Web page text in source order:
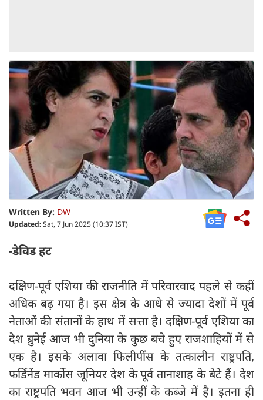
Written By: DW
Updated:Sat, 7 Jun 2025 (10:37 IST)
-डेविड हट
दक्षिण-पूर्व एशिया की राजनीति में परिवारवाद पहले से कहीं
अधिक बढ़ गया है। इस क्षेत्र के आधे से ज्यादा देशों में पूर्व
नेताओं की संतानों के हाथ में सत्ता है। दक्षिण-पूर्व एशिया का
देश ब्रुनेई आज भी दुनिया के कुछ बचे हुए राजशाहियों में से
एक है। इसके अलावा फिलीपींस के तत्कालीन राष्ट्रपति,
फर्डिनेंड मार्कोस जूनियर देश के पूर्व तानाशाह के बेटे हैं। देश
का राष्ट्रपति भवन आज भी उन्हीं के कब्जे में है। इतना ही